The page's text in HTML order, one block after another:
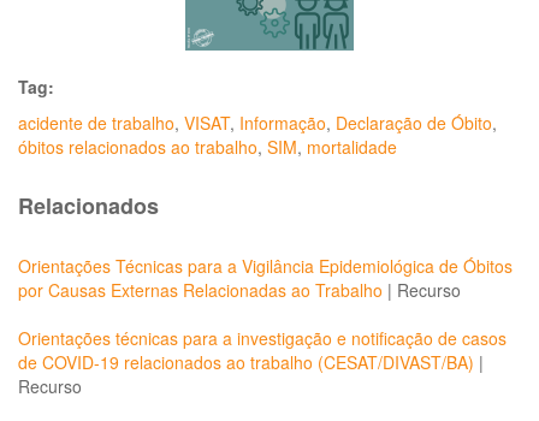
Tag:
acidente de trabalho, VISAT, Informação, Declaração de Óbito,
óbitos relacionados ao trabalho, SIM, mortalidade
Relacionados
Orientações Técnicas para a Vigilância Epidemiológica de Óbitos
por Causas Externas Relacionadas ao Trabalho | Recurso
Orientações técnicas para a investigação e notificação de casos
de COVID-19 relacionados ao trabalho (CESAT/DIVAST/BA) |
Recurso